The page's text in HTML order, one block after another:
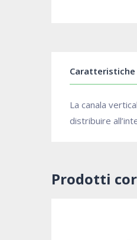
Caratteristiche
La canala
distribuire
Prodotti